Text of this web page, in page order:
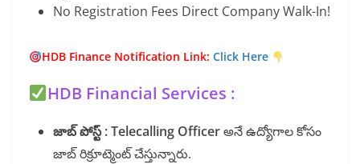
No Registration Fees Direct Company Walk-In!
HDB Finance Notification Link: Click Here
HDB Financial Services :
జాబ్ పోస్ట్ : Telecalling Officerఅనే ఉద్యోగాల కోసం
జాబ్ రిక్రూట్మెంట్ చేస్తున్నారు.